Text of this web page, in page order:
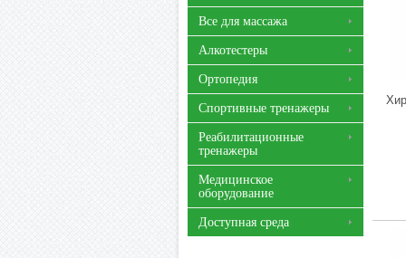
Все для массажа
Алкотестеры
Ортопедия
Спортивные тренажеры
Реабилитационные
тренажеры
Медицинское
оборудование
Доступная среда